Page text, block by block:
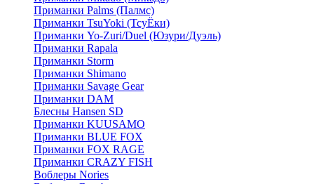
Приманки Palms (Палмс)
Приманки TsuYoki (ТсуЁки)
Приманки Yo-Zuri/Duel (Юзури/Дуэль)
Приманки Rapala
Приманки Storm
Приманки Shimano
Приманки Savage Gear
Приманки DAM
Блесны Hansen SD
Приманки KUUSAMO
Приманки BLUE FOX
Приманки FOX RAGE
Приманки CRAZY FISH
Воблеры Nories